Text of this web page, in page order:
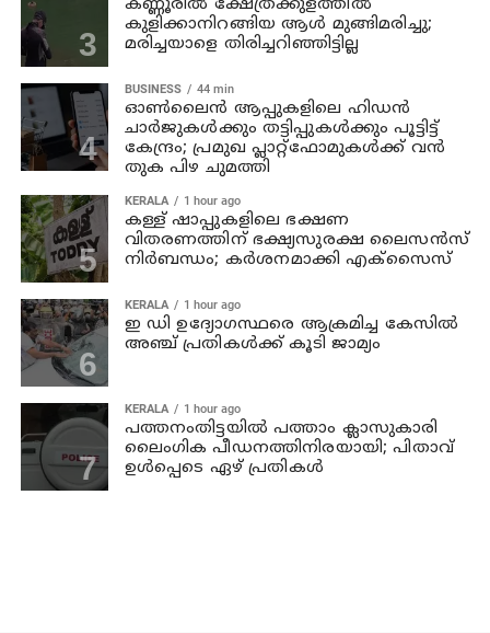
കണ്ണൂരില്‍ ക്ഷേത്രക്കുളത്തില്‍
കുളിക്കാനിറങ്ങിയ ആള്‍ മുങ്ങിമരിച്ചു;
മരിച്ചയാളെ തിരിച്ചറിഞ്ഞിട്ടില്ല
BUSINESS 44 min
ഓൺലൈൻ ആപ്പുകളിലെ ഹിഡൻ
ചാർജുകൾക്കും തട്ടിപ്പുകൾക്കും പൂട്ടിട്ട്
കേന്ദ്രം; പ്രമുഖ പ്ലാറ്റ്‌ഫോമുകൾക്ക് വൻ
തുക പിഴ ചുമത്തി
KERALA 1 hour ago
കള്ള് ഷാപ്പുകളിലെ ഭക്ഷണ
വിതരണത്തിന് ഭക്ഷ്യസുരക്ഷ ലൈസന്‍സ്
നിര്‍ബന്ധം; കര്‍ശനമാക്കി എക്സൈസ്
KERALA 1 hour ago
ഇ ഡി ഉദ്യോഗസ്ഥരെ ആക്രമിച്ച കേസില്‍
അഞ്ച് പ്രതികള്‍ക്ക് കൂടി ജാമ്യം
KERALA 1 hour ago
പത്തനംതിട്ടയില്‍ പത്താം ക്ലാസുകാരി
ലൈംഗിക പീഡനത്തിനിരയായി; പിതാവ്
ഉള്‍പ്പെടെ ഏഴ് പ്രതികള്‍